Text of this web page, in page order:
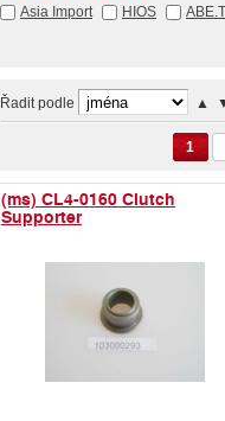
Asia Import HIOS
Řadit podle ▲
1
(ms) CL4-0160 Clutch
Supporter